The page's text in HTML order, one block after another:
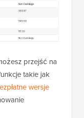
przejść na
takie jak
wersje